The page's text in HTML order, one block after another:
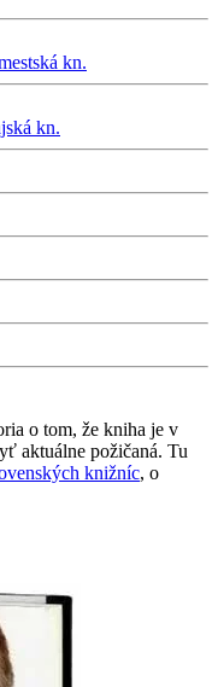
kn.
kn.
o tom, že kniha je v
aktuálne požičaná. Tu
knižníc, o